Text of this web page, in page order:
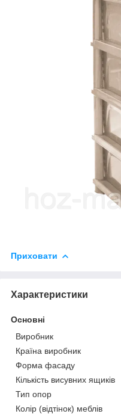
Приховати
Характеристики
Основні
Виробник
Країна виробник
Форма фасаду
Кількість висувних ящиків
Тип опор
Колір (відтінок) меблів